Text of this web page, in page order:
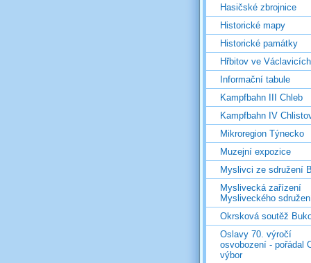
Hasičské zbrojnice
Historické mapy
Historické památky
Hřbitov ve Václavicích
Informační tabule
Kampfbahn III Chleb
Kampfbahn IV
Mikroregion Týnecko
Muzejní expozice
Myslivci ze sdružení
Myslivecká zařízení
Mysliveckého
Okrsková soutěž
Oslavy 70. výročí
osvobození - pořádal
výbor